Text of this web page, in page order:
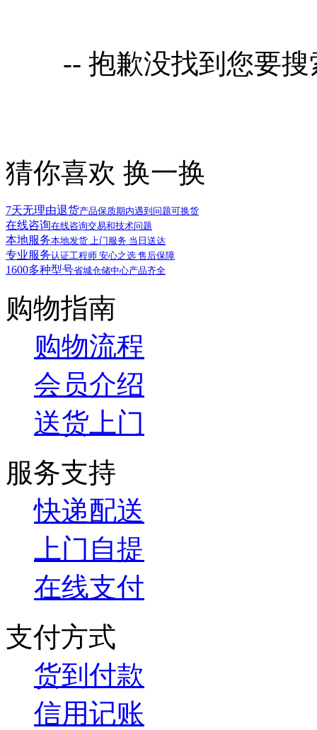
-- 抱歉没找到您要
猜你喜欢 换一换
7天无理由退货产品保质期内遇到问题可换货
在线咨询在线咨询交易和技术问题
本地服务本地发货 上门服务 当日送达
专业服务认证工程师 安心之选 售后保障
1600多种型号省城仓储中心产品齐全
购物指南
购物流程
会员介绍
送货上门
服务支持
快递配送
上门自提
在线支付
支付方式
货到付款
信用记账